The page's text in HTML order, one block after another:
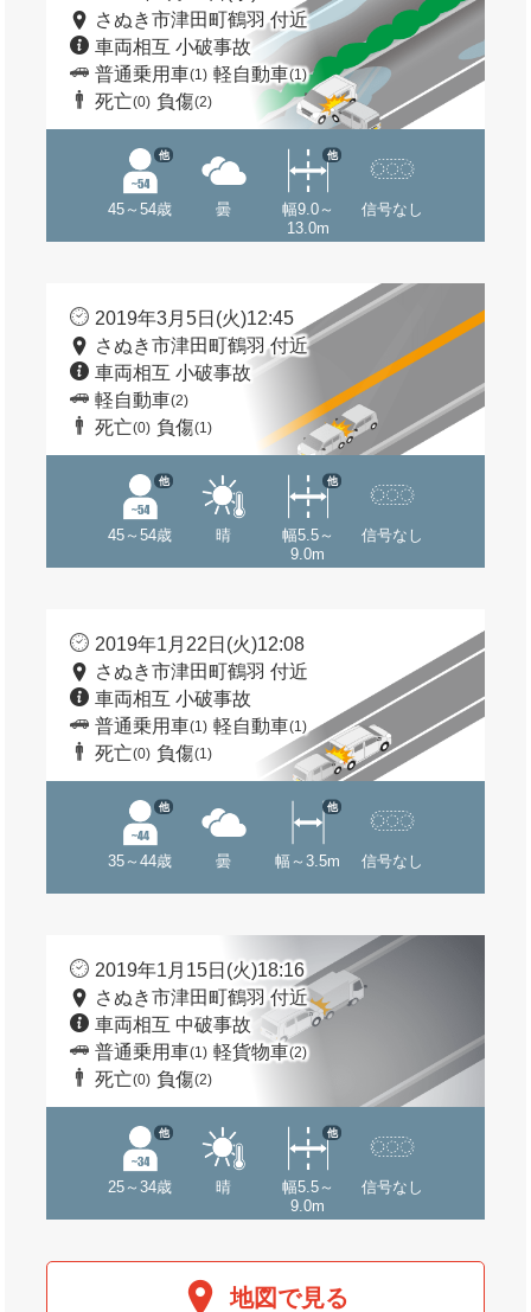
さぬき市津田町鶴羽 付近
車両相互 小破事故
普通乗用車(1) 軽自動車(1)
死亡(0) 負傷(2)
45～54歳
他
曇
幅9.0～
13.0m
他
信号なし
2019年3月5日(火)12:45
さぬき市津田町鶴羽 付近
車両相互 小破事故
軽自動車(2)
死亡(0) 負傷(1)
45～54歳
他
晴
幅5.5～
9.0m
他
信号なし
2019年1月22日(火)12:08
さぬき市津田町鶴羽 付近
車両相互 小破事故
普通乗用車(1) 軽自動車(1)
死亡(0) 負傷(1)
35～44歳
他
曇 幅～3.5m
他
信号なし
2019年1月15日(火)18:16
さぬき市津田町鶴羽 付近
車両相互 中破事故
普通乗用車(1) 軽貨物車(2)
死亡(0) 負傷(2)
25～34歳
他
晴
幅5.5～
9.0m
他
信号なし
地図で見る